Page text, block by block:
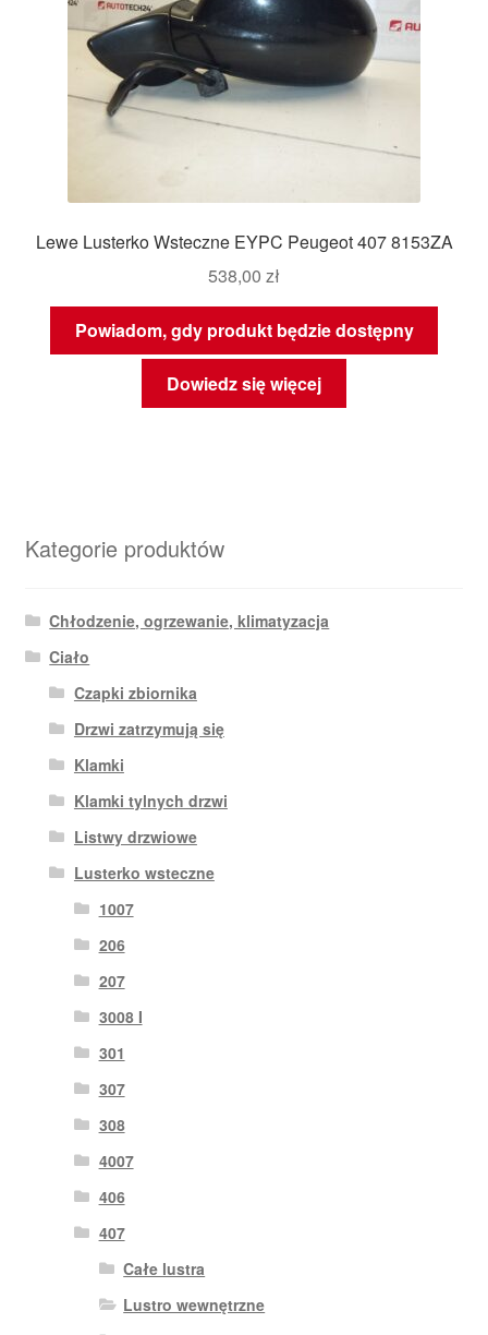
Lewe Lusterko Wsteczne EYPC Peugeot 407 8153ZA
538,00 zł
Powiadom, gdy produkt będzie dostępny
Dowiedz się więcej
Kategorie produktów
Chłodzenie, ogrzewanie, klimatyzacja
Ciało
Czapki zbiornika
Drzwi zatrzymują się
Klamki
Klamki tylnych drzwi
Listwy drzwiowe
Lusterko wsteczne
1007
206
207
3008 I
301
307
308
4007
406
407
Całe lustra
Lustro wewnętrzne